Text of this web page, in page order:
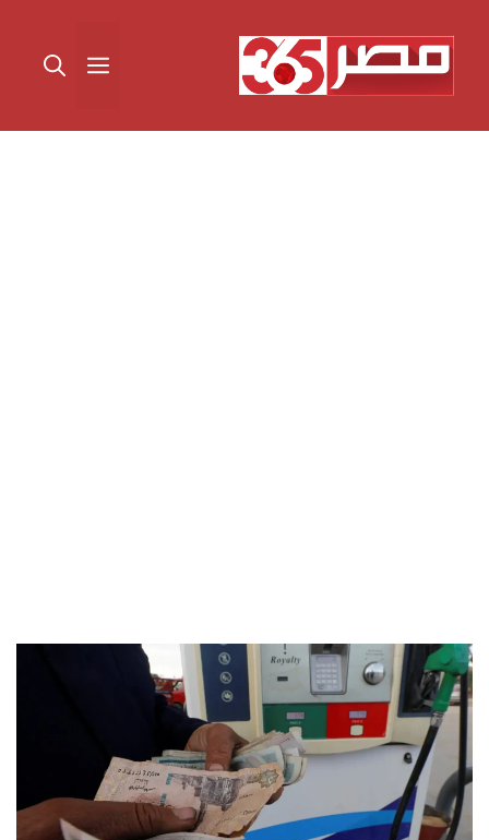
المحتوى القائمة